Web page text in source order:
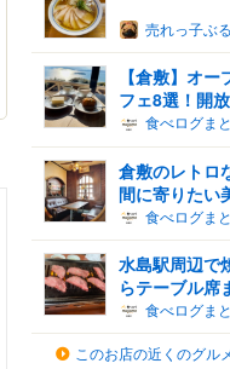
売れっ子ぶる
【倉敷】オ
フェ8選！開
食べログま
倉敷のレトロ
間に寄りたい
食べログま
水島駅周辺で
らテーブル席
食べログま
このお店の近くのグル